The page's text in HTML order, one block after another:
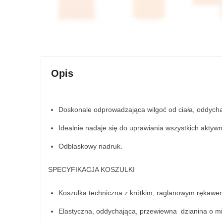
Opis
Doskonale odprowadzająca wilgoć od ciała,
Idealnie nadaje się do uprawiania wszystkich
Odblaskowy nadruk.
SPECYFIKACJA KOSZULKI
Koszulka techniczna z krótkim, raglanowym
Elastyczna, oddychająca, przewiewna dzianina o